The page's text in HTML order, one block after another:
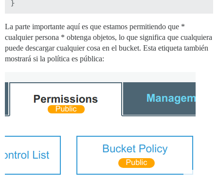
La parte importante aquí es que estamos permitiendo que *
cualquier persona * obtenga objetos, lo que significa que cualquiera
puede descargar cualquier cosa en el bucket. Esta etiqueta también
mostrará si la política es pública: